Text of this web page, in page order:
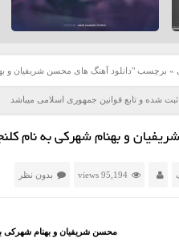
» برچسب "دانلود آهنگ های محسن شریفیان و
شده و تابع قوانین جمهوری اسلامی میباشد
و بهنام شهرکی به نام
95,194 views بدون نظر
محسن شریفیان و بهنام شهرکی به